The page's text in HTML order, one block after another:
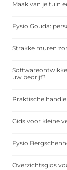
Maak van je tuin
Fysio Gouda:
Strakke muren
uw bedrijf?
Praktische
Gids voor kleine
Fysio
Overzichtsgids